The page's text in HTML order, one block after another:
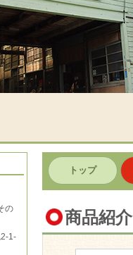
の
1-
トップ
商品紹介